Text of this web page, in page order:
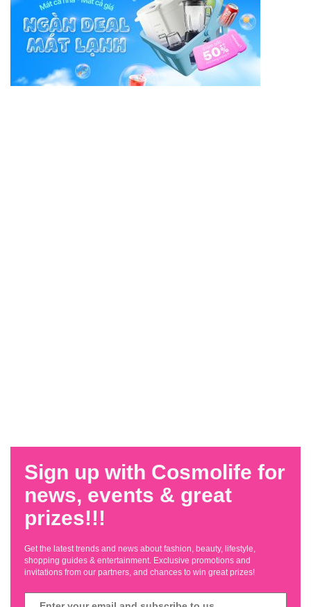
Sign up with Cosmolife for
news, events & great
prizes!!!
Get the latest trends and news about fashion, beauty, lifestyle,
shopping guides & entertainment. Exclusive promotions and
invitations from our partners, and chances to win great prizes!